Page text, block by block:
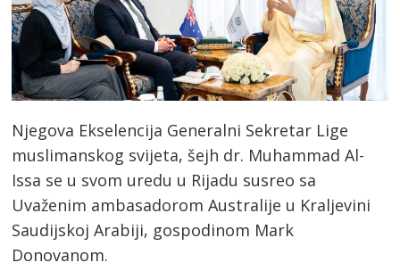
Njegova Ekselencija Generalni Sekretar Lige
muslimanskog svijeta, šejh dr. Muhammad Al-
Issa se u svom uredu u Rijadu susreo sa
Uvaženim ambasadorom Australije u Kraljevini
Saudijskoj Arabiji, gospodinom Mark
Donovanom.